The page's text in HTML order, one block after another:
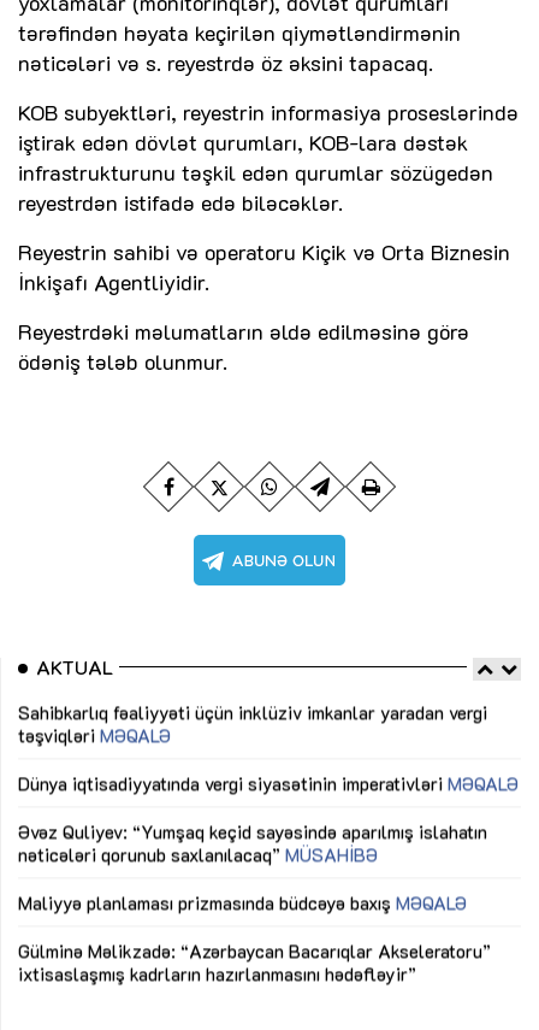
tərəfindən həyata keçirilən qiymətləndirmənin
nəticələri və s. reyestrdə öz əksini tapacaq.
KOB subyektləri, reyestrin informasiya proseslərində
iştirak edən dövlət qurumları, KOB-lara dəstək
infrastrukturunu təşkil edən qurumlar sözügedən
reyestrdən istifadə edə biləcəklər.
Reyestrin sahibi və operatoru Kiçik və Orta Biznesin
İnkişafı Agentliyidir.
Reyestrdəki məlumatların əldə edilməsinə görə
ödəniş tələb olunmur.
AKTUAL
Sahibkarlıq fəaliyyəti üçün inklüziv imkanlar yaradan vergi
təşviqləri MƏQALƏ
Dünya iqtisadiyyatında vergi siyasətinin imperativləri MƏQALƏ
Əvəz Quliyev: “Yumşaq keçid sayəsində aparılmış islahatın
nəticələri qorunub saxlanılacaq” MÜSAHİBƏ
Maliyyə planlaması prizmasında büdcəyə baxış MƏQALƏ
Gülminə Məlikzadə: “Azərbaycan Bacarıqlar Akseleratoru”
ixtisaslaşmış kadrların hazırlanmasını hədəfləyir”